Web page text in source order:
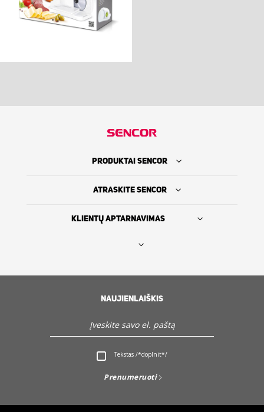
PRODUKTAI SENCOR
ATRASKITE SENCOR
KLIENTŲ APTARNAVIMAS
NAUJIENLAIŠKIS
Tekstas /*doplnit*/
Prenumeruoti